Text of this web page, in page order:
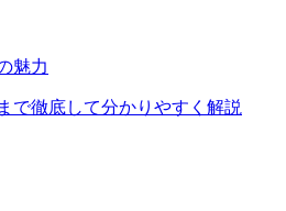
魅力
で徹底して分かりやすく解説